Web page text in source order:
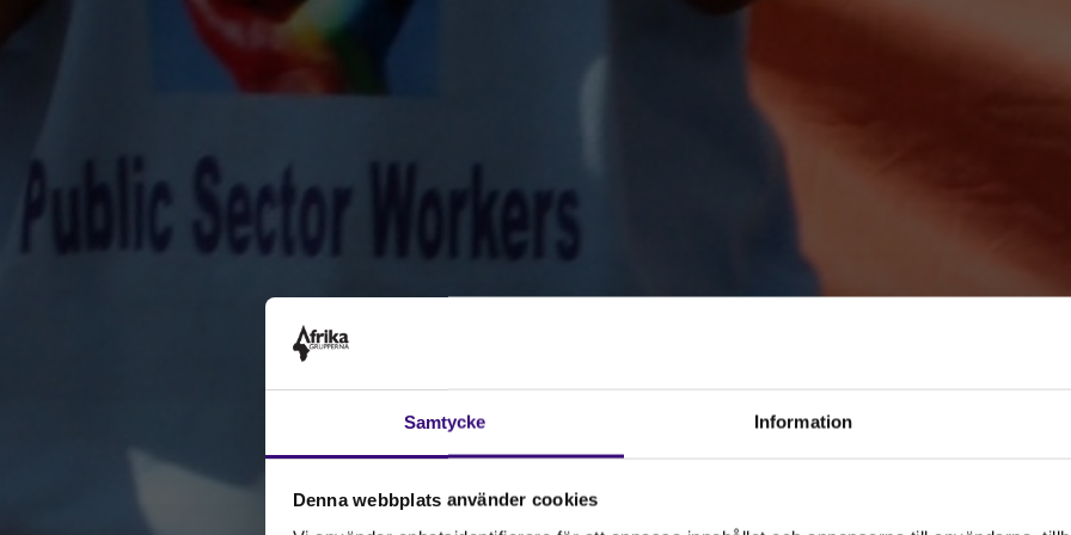
Samtycke Information
Denna webbplats använder cookies